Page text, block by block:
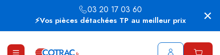
⚡Vos pièces détachées TP au meilleur prix
03 20 17 03 60